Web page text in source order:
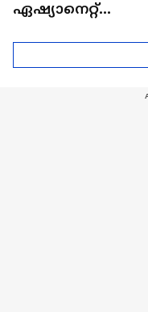
ഏഷ്യാനെറ്റ്